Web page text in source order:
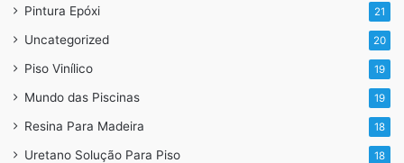
Pintura Epóxi 21
Uncategorized 20
Piso Vinílico 19
Mundo das Piscinas 19
Resina Para Madeira 18
Uretano Solução Para Piso 18